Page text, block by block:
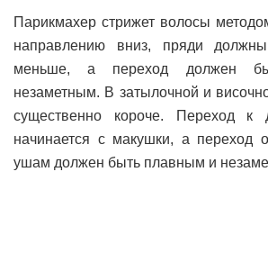
Парикмахер стрижет волосы
направлению вниз, пряди
меньше, а переход должен
незаметным. В затылочной и
существенно короче. Переход к
начинается с макушки, а переход
ушам должен быть плавным и